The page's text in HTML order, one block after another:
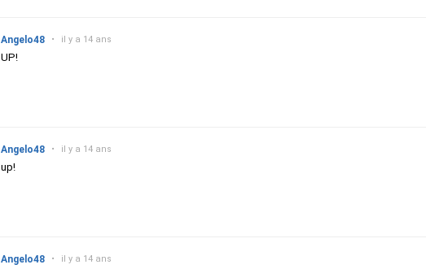
Angelo48 • il y a 14 ans
UP!
Angelo48 • il y a 14 ans
up!
Angelo48 • il y a 14 ans